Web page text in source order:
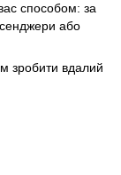
способом: за
або
зробити вдалий